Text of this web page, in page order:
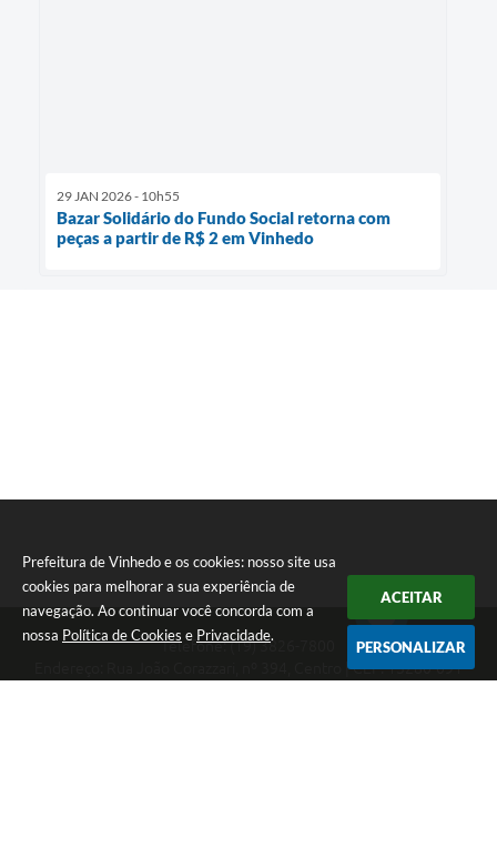
Prefeitura de Vinhedo e os cookies: nosso site usa
cookies para melhorar a sua experiência de
navegação. Ao continuar você concorda com a
nossa Política de Cookies e Privacidade.
ACEITAR
PERSONALIZAR
29 JAN 2026 - 10h55
Bazar Solidário do Fundo Social retorna com
peças a partir de R$ 2 em Vinhedo
Telefone: (19) 3826-7800
Endereço: Rua João Corazzari, nº 394, Centro | CEP: 13280-091